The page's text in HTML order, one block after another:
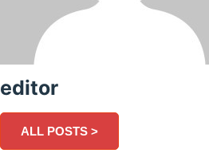
editor
ALL POSTS >